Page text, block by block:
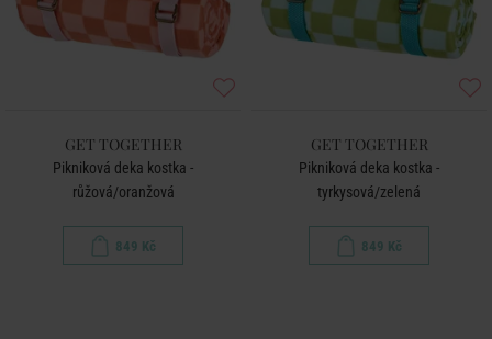
GET TOGETHER
Pikniková deka kostka -
růžová/oranžová
849 Kč
GET TOGETHER
Pikniková deka kostka -
tyrkysová/zelená
849 Kč